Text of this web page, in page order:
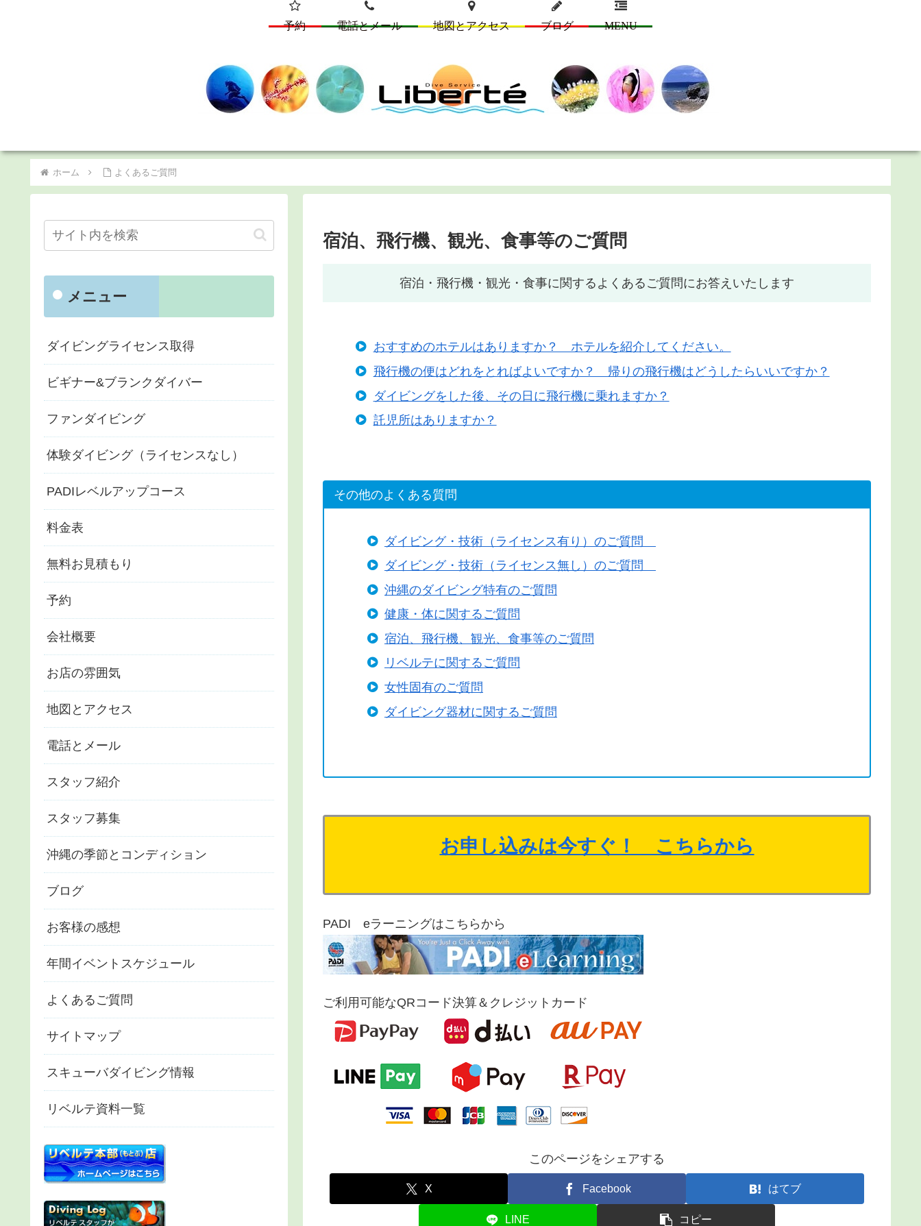
予約 電話とメール 地図とアクセス ブログ MENU
ホーム よくあるご質問
宿泊、飛行機、観光、食事等のご質問
宿泊・飛行機・観光・食事に関するよくあるご質問にお答えいたします
おすすめのホテルはありますか？ ホテルを紹介してください。
飛行機の便はどれをとればよいですか？ 帰りの飛行機はどうしたらいいですか？
ダイビングをした後、その日に飛行機に乗れますか？
託児所はありますか？
その他のよくある質問
ダイビング・技術（ライセンス有り）のご質問
ダイビング・技術（ライセンス無し）のご質問
沖縄のダイビング特有のご質問
健康・体に関するご質問
宿泊、飛行機、観光、食事等のご質問
リベルテに関するご質問
女性固有のご質問
ダイビング器材に関するご質問
お申し込みは今すぐ！ こちらから
PADI eラーニングはこちらから
ご利用可能なQRコード決算＆クレジットカード
このページをシェアする
X Facebook はてブ
LINE コピー
メニュー
ダイビングライセンス取得
ビギナー&ブランクダイバー
ファンダイビング
体験ダイビング（ライセンスなし）
PADIレベルアップコース
料金表
無料お見積もり
予約
会社概要
お店の雰囲気
地図とアクセス
電話とメール
スタッフ紹介
スタッフ募集
沖縄の季節とコンディション
ブログ
お客様の感想
年間イベントスケジュール
よくあるご質問
サイトマップ
スキューバダイビング情報
リベルテ資料一覧